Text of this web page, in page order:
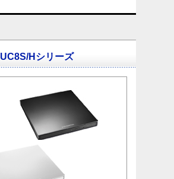
Hシリーズ